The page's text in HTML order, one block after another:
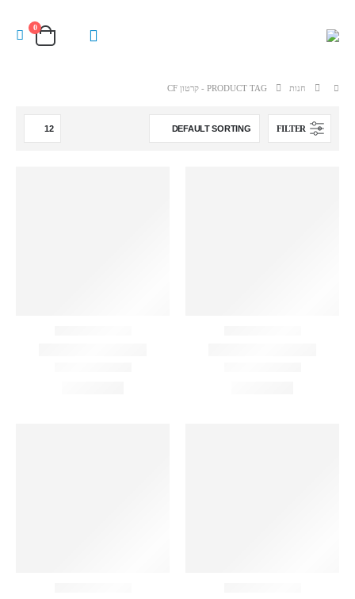
0
חנות PRODUCT TAG - קרטון CF
FILTER